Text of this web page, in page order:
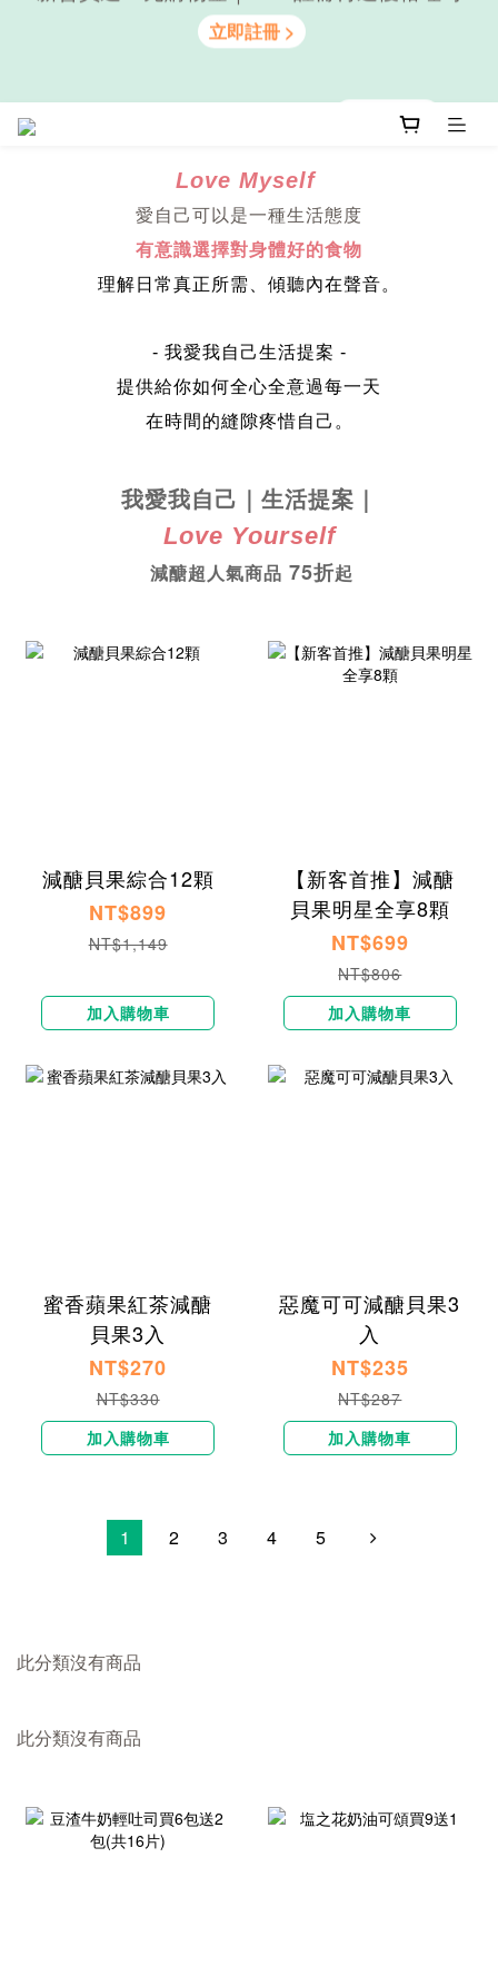
隨心享受｜貝果任選6組$899
Love Myself
愛自己可以是一種生活態度
有意識選擇對身體好的食物
理解日常真正所需、傾聽內在聲音。
- 我愛我自己生活提案 -
提供給你如何全心全意過每一天
在時間的縫隙疼惜自己。
我愛我自己 ｜生活提案｜
Love Yourself
減醣超人氣商品 75折起
減醣貝果綜合12顆
NT$899
NT$1,149
加入購物車
【新客首推】減醣
貝果明星全享8顆
NT$699
NT$806
加入購物車
蜜香蘋果紅茶減醣
貝果3入
NT$270
NT$330
加入購物車
惡魔可可減醣貝果3
入
NT$235
NT$287
加入購物車
1 2 3 4 5
此分類沒有商品
此分類沒有商品